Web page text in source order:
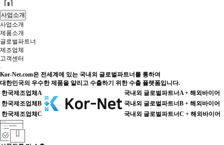
사업소개
사업소개
제품소개
글로벌파트너
제조업체
고객센터
Kor-Net.com은 전세계에 있는 국내외 글로벌파트너를 통하여
대한민국의 우수한 제품을 알리고 수출하기 위한 수출 플랫폼입니다.
한국제조업체A
국내외 글로벌파트너A + 해외바이어
한국제조업체B
국내외 글로벌파트너B + 해외바이어
한국제조업체C
국내외 글로벌파트너C + 해외바이어